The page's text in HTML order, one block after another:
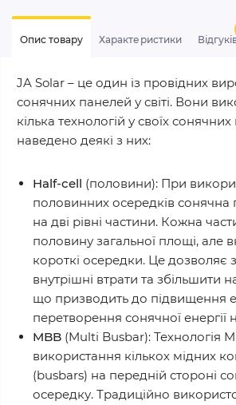
Опис товару Характеристики
JA Solar – це один із провідних
сонячних панелей у світі. Вони
кілька технологій у своїх
наведено деякі з них:
Half-cell (половини): При
половинних осередків сонячна
на дві рівні частини. Кожна
половину загальної площі, але
короткі осередки. Це дозволяє
внутрішні втрати та збільшити
що призводить до підвищення
перетворення сонячної енергії
MBB (Multi Busbar): Технологія
використання кількох мідних
(busbars) на передній стороні
осередку. Традиційно